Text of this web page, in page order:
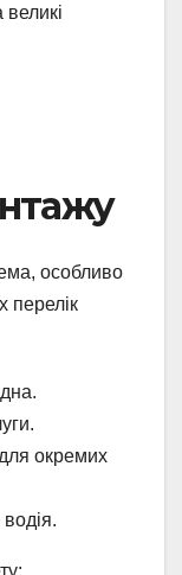
великі
особливо
перелік
окремих